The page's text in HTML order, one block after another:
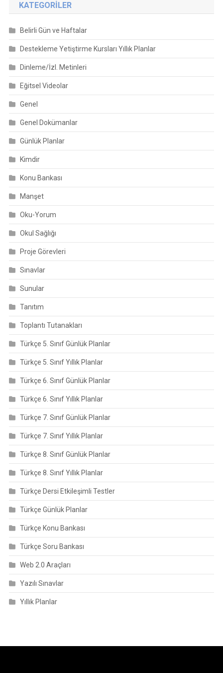
KATEGORILER
Belirli Gün ve Haftalar
Destekleme Yetiştirme Kursları Yıllık Planlar
Dinleme/İzl. Metinleri
Eğitsel Videolar
Genel
Genel Dokümanlar
Günlük Planlar
Kimdir
Konu Bankası
Manşet
Oku-Yorum
Okul Sağlığı
Proje Görevleri
Sınavlar
Sunular
Tanıtım
Toplantı Tutanakları
Türkçe 5. Sınıf Günlük Planlar
Türkçe 5. Sınıf Yıllık Planlar
Türkçe 6. Sınıf Günlük Planlar
Türkçe 6. Sınıf Yıllık Planlar
Türkçe 7. Sınıf Günlük Planlar
Türkçe 7. Sınıf Yıllık Planlar
Türkçe 8. Sınıf Günlük Planlar
Türkçe 8. Sınıf Yıllık Planlar
Türkçe Dersi Etkileşimli Testler
Türkçe Günlük Planlar
Türkçe Konu Bankası
Türkçe Soru Bankası
Web 2.0 Araçları
Yazılı Sınavlar
Yıllık Planlar